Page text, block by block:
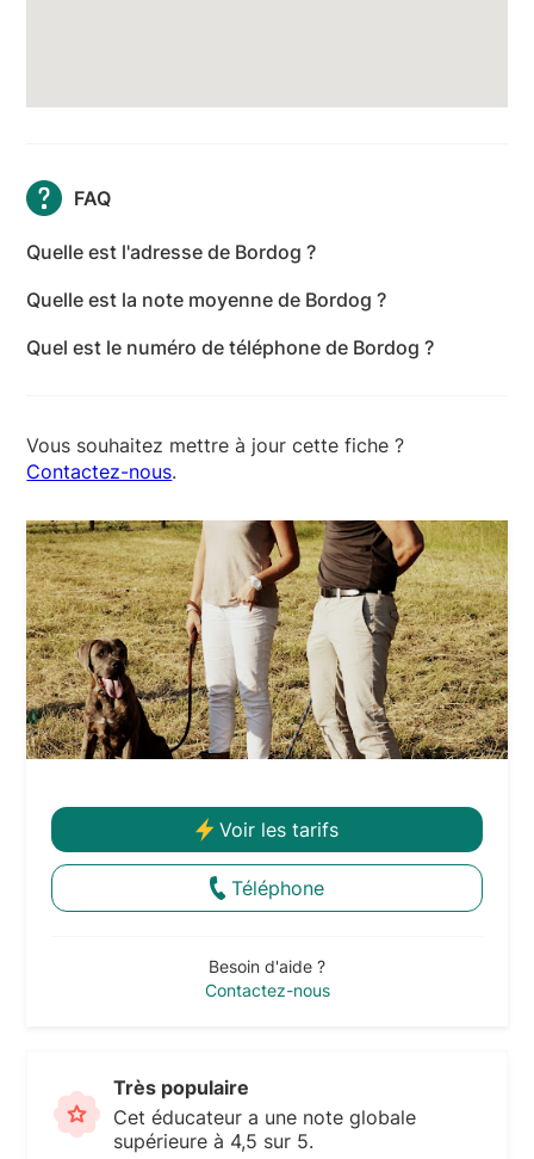
FAQ
Quelle est l'adresse de Bordog ?
33520 Bruges - Gironde
Quelle est la note moyenne de Bordog ?
4,8 sur 5.
Quel est le numéro de téléphone de Bordog ?
Vous souhaitez mettre à jour cette fiche ?
Contactez-nous.
Voir les tarifs
Téléphone
Besoin d'aide ?
Contactez-nous
Très populaire
Cet éducateur a une note globale
supérieure à 4,5 sur 5.